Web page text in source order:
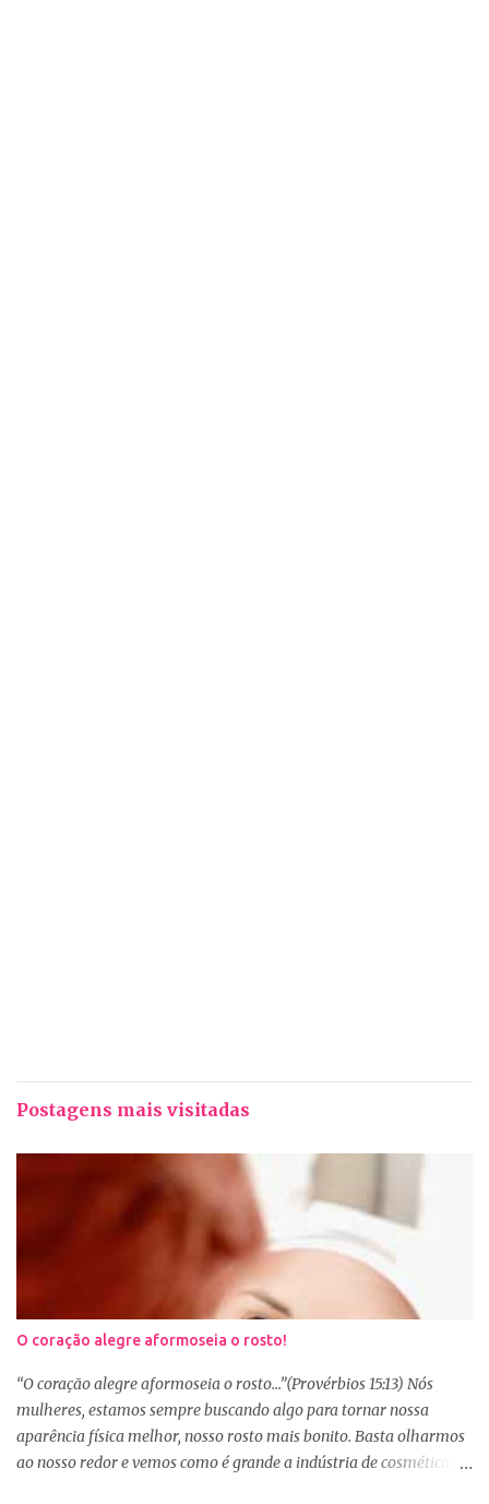
Postagens mais visitadas
O coração alegre aformoseia o rosto!
“O coração alegre aformoseia o rosto...”(Provérbios 15:13) Nós
mulheres, estamos sempre buscando algo para tornar nossa
aparência física melhor, nosso rosto mais bonito. Basta olharmos
ao nosso redor e vemos como é grande a indústria de cosméticos e